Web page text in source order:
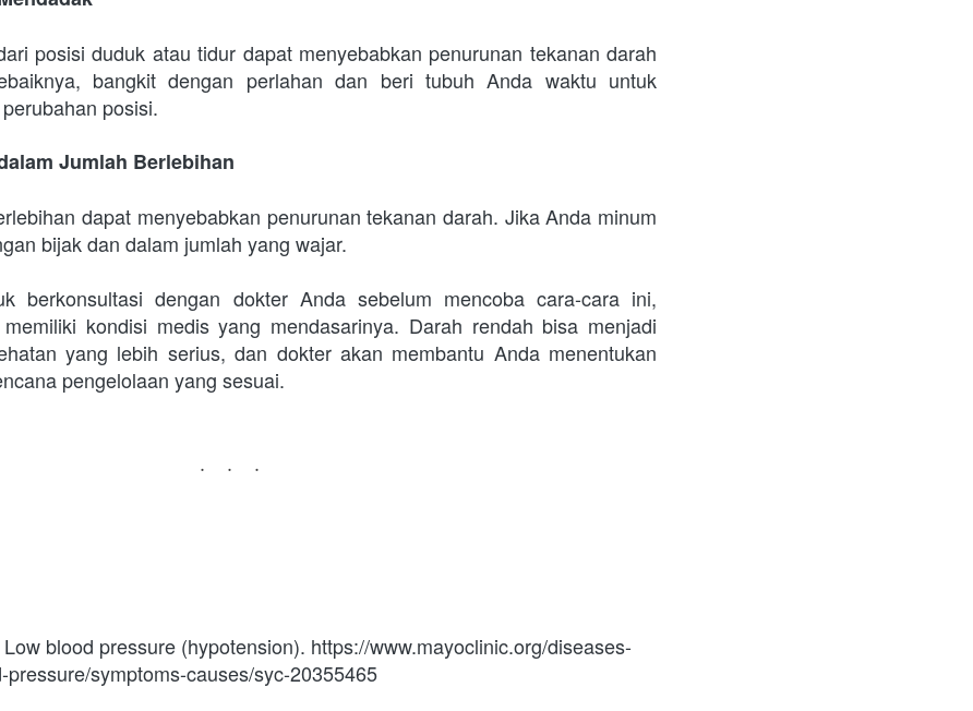
posisi duduk atau tidur dapat menyebabkan penurunan tekanan darah
bangkit dengan perlahan dan beri tubuh Anda waktu untuk
posisi.
Jumlah Berlebihan
dapat menyebabkan penurunan tekanan darah. Jika Anda minum
bijak dan dalam jumlah yang wajar.
berkonsultasi dengan dokter Anda sebelum mencoba cara-cara ini,
kondisi medis yang mendasarinya. Darah rendah bisa menjadi
yang lebih serius, dan dokter akan membantu Anda menentukan
pengelolaan yang sesuai.
...
blood pressure (hypotension). https://www.mayoclinic.org/diseases-
symptoms-causes/syc-20355465